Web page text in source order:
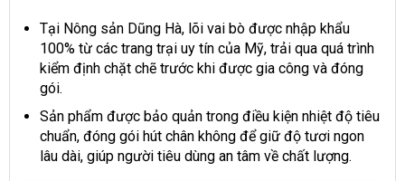
Tại Nông sản Dũng Hà, lõi vai bò được nhập khẩu
100% từ các trang trại uy tín của Mỹ, trải qua quá trình
kiểm định chặt chẽ trước khi được gia công và đóng
gói.
Sản phẩm được bảo quản trong điều kiện nhiệt độ tiêu
chuẩn, đóng gói hút chân không để giữ độ tươi ngon
lâu dài, giúp người tiêu dùng an tâm về chất lượng.